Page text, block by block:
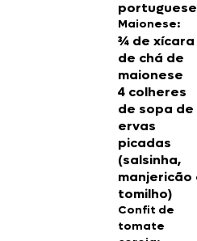
Maionese:
¾ de xícara
de chá de
maionese
4 colheres
de sopa de
ervas
picadas
(salsinha,
manjericão
tomilho)
Confit de
tomate